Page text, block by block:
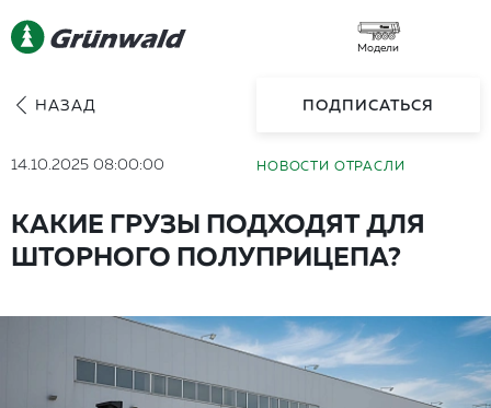
Модели
НАЗАД ПОДПИСАТЬСЯ
14.10.2025 08:00:00 НОВОСТИ ОТРАСЛИ
КАКИЕ ГРУЗЫ ПОДХОДЯТ ДЛЯ
ШТОРНОГО ПОЛУПРИЦЕПА?